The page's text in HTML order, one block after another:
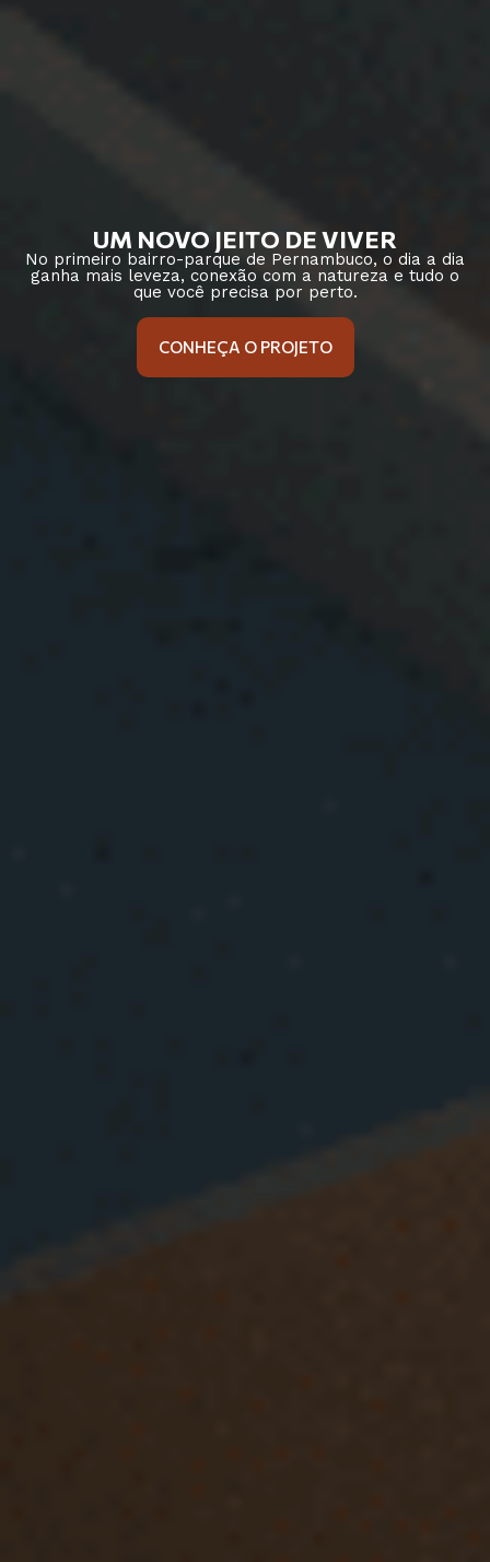
UM NOVO JEITO DE VIVER
No primeiro bairro-parque de Pernambuco, o dia a dia
ganha mais leveza, conexão com a natureza e tudo o
que você precisa por perto.
CONHEÇA O PROJETO